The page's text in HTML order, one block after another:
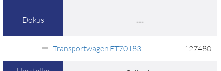
Dokus ---
Transportwagen ET70183 127480